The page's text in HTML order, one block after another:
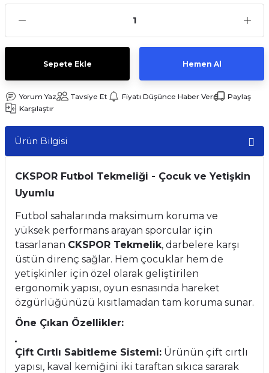
Sepete Ekle Hemen Al
Yorum Yaz Tavsiye Et Fiyatı Düşünce Haber Ver
Paylaş
Karşılaştır
Ürün Bilgisi
CKSPOR Futbol Tekmeliği - Çocuk ve Yetişkin
Uyumlu
Futbol sahalarında maksimum koruma ve
yüksek performans arayan sporcular için
tasarlanan CKSPOR Tekmelik, darbelere karşı
üstün direnç sağlar. Hem çocuklar hem de
yetişkinler için özel olarak geliştirilen
ergonomik yapısı, oyun esnasında hareket
özgürlüğünüzü kısıtlamadan tam koruma sunar.
Öne Çıkan Özellikler:
Çift Cırtlı Sabitleme Sistemi: Ürünün çift cırtlı
yapısı, kaval kemiğini iki taraftan sıkıca sararak